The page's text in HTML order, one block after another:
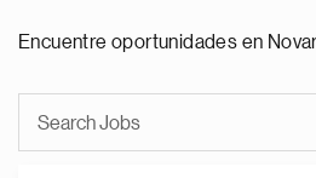
Encuentre oportunidades en